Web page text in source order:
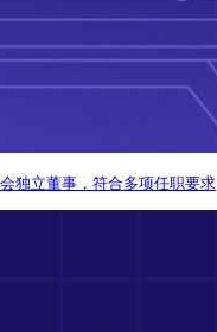
独立董事，符合多项任职要求